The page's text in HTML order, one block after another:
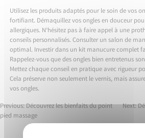
Utilisez les produits adaptés pour le soin de vos
fortifiant. Démaquillez vos ongles en douceur
allergiques. N’hésitez pas à faire appel à une
conseils personnalisés. Consulter un salon de
optimal. Investir dans un kit manucure complet
Rappelez-vous que des ongles bien entretenus
Mettez chaque conseil en pratique avec rigueur
Cela préserve non seulement le vernis, mais
vos ongles.
Navigation
Previous:Découvrez les bienfaits du point
pied massage
Next: